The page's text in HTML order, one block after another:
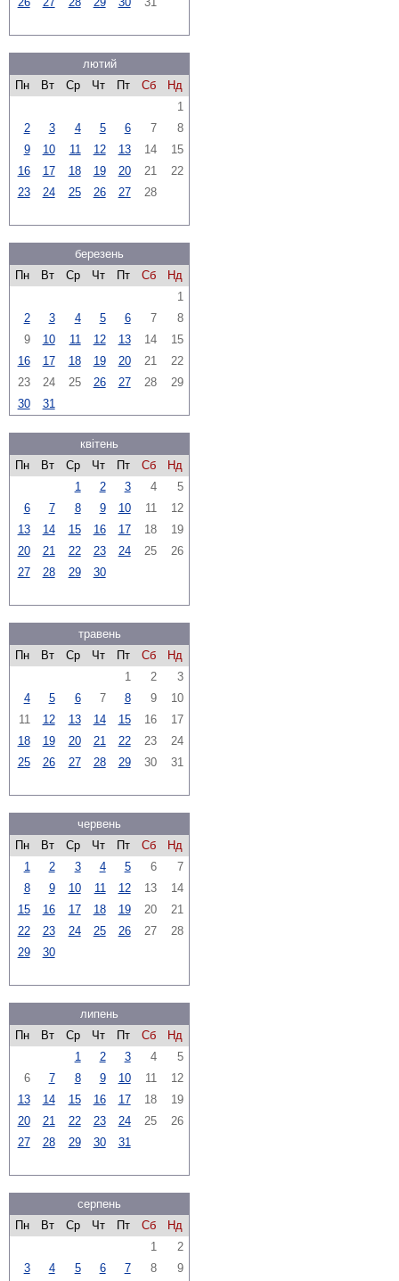
лютий
Пн
Вт Ср Чт Пт Сб
Нд
1
2
3 4 5 6 7
8
9
10 11 12 13 14
15
16
17 18 19 20 21
22
23
24 25 26 27 28
березень
Пн
Вт Ср Чт Пт Сб
Нд
1
2
3 4 5 6 7
8
9
10 11 12 13 14
15
16
17 18 19 20 21
22
23
24 25 26 27 28
29
30
31
квітень
Пн
Вт Ср Чт Пт Сб
Нд
1
2 3 4
5
6
7 8 9 10 11
12
13
14 15 16 17 18
19
20
21 22 23 24 25
26
27
28 29 30
травень
Пн
Вт Ср Чт Пт Сб
Нд
1
2
3
4
5 6 7 8 9
10
11
12 13 14 15 16
17
18
19 20 21 22 23
24
25
26 27 28 29 30 31
червень
Пн
Вт Ср Чт Пт Сб
Нд
1
2 3 4 5 6
7
8
9 10 11 12 13
14
15
16 17 18 19 20
21
22
23 24 25 26 27
28
29
30
липень
Пн
Вт Ср Чт Пт Сб
Нд
1
2 3 4
5
6
7 8 9 10 11
12
13
14 15 16 17 18
19
20
21 22 23 24 25
26
27
28 29 30 31
серпень
Пн
Вт Ср Чт Пт Сб
Нд
1
2
3
4 5 6 7 8
9